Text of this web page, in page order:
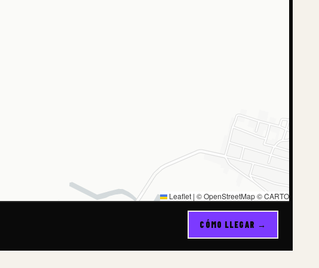
Leaflet | © OpenStreetMap © CARTO
CÓMO LLEGAR →